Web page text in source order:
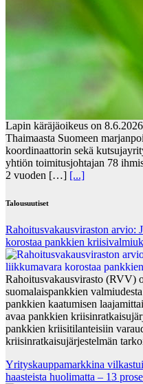
Lapin käräjäoikeus on
Thaimaasta Suomeen
koordinaattorin sekä
yhtiön toimitusjohtajan 78
2 vuoden […] [...]
Talousuutiset
Rahoitusvakausviraston arvio:
korostaa pankkien
Rahoitusvakausvirasto (RVV)
suomalaispankkien
pankkien kaatumisen
avaa pankkien
pankkien kriisitilanteisiin
kriisinratkaisujärjestelmän
Yrityskauppamarkkina
haasteista huolimatta – 13